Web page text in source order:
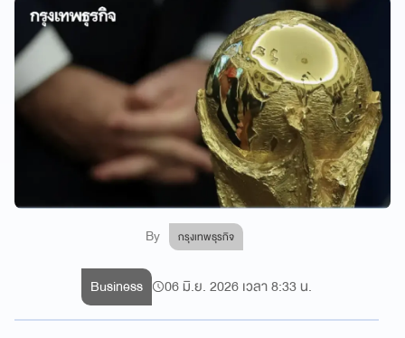
By กรุงเทพธุรกิจ
Business 06 มิ.ย. 2026 เวลา 8:33 น.